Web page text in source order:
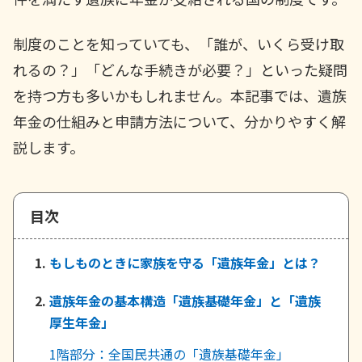
ご契約内容の確認
お客さまに関する情報等の確認の取り組み
各種サービス・お知らせ
かんぽプラチナライフサービス
ご契約のしおり・約款（Web約款）
保険用語集
お問い合わせ
ご契約手続きの流れ
保険料のお払込方法
保険用語集
かんぽアプリ～かんぽの健康と安心を手のひらに～
すこやか健康ラボ
ラジオ体操・みんなの体操
ラジオ体操ポータルサイト
かんぽブランド
かんぽ生命のサステナビリティ
お客さまの声／お客さまサービス向上の取組み
制度のことを知っていても、「誰が、いくら受け取
れるの？」「どんな手続きが必要？」といった疑問
を持つ方も多いかもしれません。本記事では、遺族
年金の仕組みと申請方法について、分かりやすく解
説します。
目次
もしものときに家族を守る「遺族年金」とは？
遺族年金の基本構造「遺族基礎年金」と「遺族
厚生年金」
1階部分：全国民共通の「遺族基礎年金」